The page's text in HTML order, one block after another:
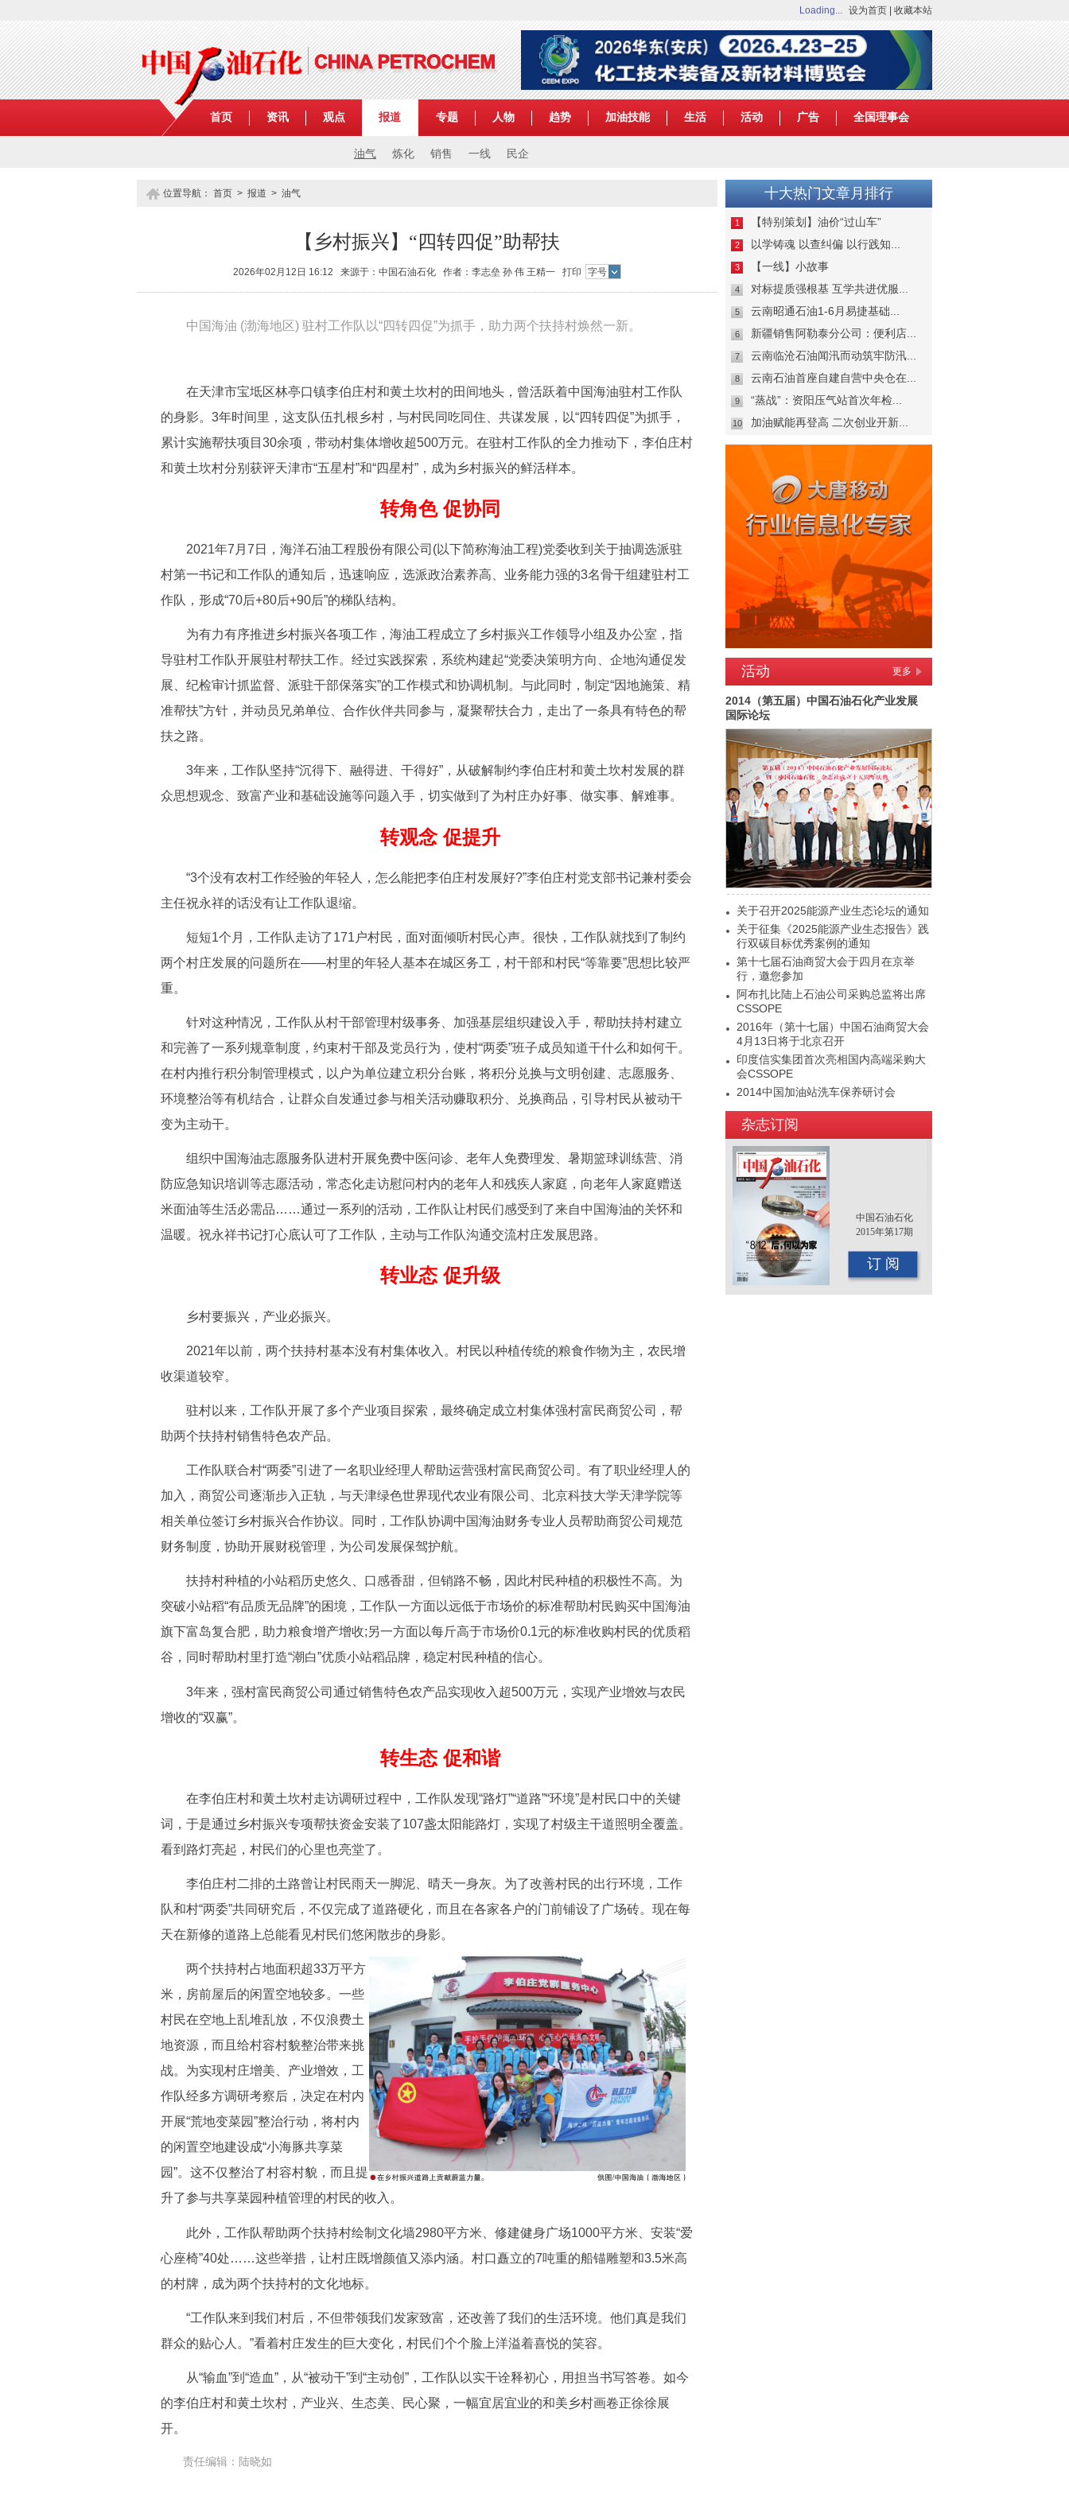
Loading... 设为首页 收藏本站
首页 资讯 观点 报道
油气 炼化 销售 一线 民企
专题 人物 趋势 加油技能 生活 活动 广告 全国理事会
位置导航： 首页 > 报道 > 油气
【乡村振兴】“四转四促”助帮扶
2026年02月12日 16:12 来源于：中国石油石化 作者：李志垒 孙 伟 王精一 打印 字号
中国海油 (渤海地区) 驻村工作队以“四转四促”为抓手，助力两个扶持村焕然一新。
在天津市宝坻区林亭口镇李伯庄村和黄土坎村的田间地头，曾活跃着中国海油驻村工作队
的身影。3年时间里，这支队伍扎根乡村，与村民同吃同住、共谋发展，以“四转四促”为抓手，
累计实施帮扶项目30余项，带动村集体增收超500万元。在驻村工作队的全力推动下，李伯庄村
和黄土坎村分别获评天津市“五星村”和“四星村”，成为乡村振兴的鲜活样本。
转角色 促协同
2021年7月7日，海洋石油工程股份有限公司(以下简称海油工程)党委收到关于抽调选派驻
村第一书记和工作队的通知后，迅速响应，选派政治素养高、业务能力强的3名骨干组建驻村工
作队，形成“70后+80后+90后”的梯队结构。
为有力有序推进乡村振兴各项工作，海油工程成立了乡村振兴工作领导小组及办公室，指
导驻村工作队开展驻村帮扶工作。经过实践探索，系统构建起“党委决策明方向、企地沟通促发
展、纪检审计抓监督、派驻干部保落实”的工作模式和协调机制。与此同时，制定“因地施策、精
准帮扶”方针，并动员兄弟单位、合作伙伴共同参与，凝聚帮扶合力，走出了一条具有特色的帮
扶之路。
3年来，工作队坚持“沉得下、融得进、干得好”，从破解制约李伯庄村和黄土坎村发展的群
众思想观念、致富产业和基础设施等问题入手，切实做到了为村庄办好事、做实事、解难事。
转观念 促提升
“3个没有农村工作经验的年轻人，怎么能把李伯庄村发展好?”李伯庄村党支部书记兼村委会
主任祝永祥的话没有让工作队退缩。
短短1个月，工作队走访了171户村民，面对面倾听村民心声。很快，工作队就找到了制约
两个村庄发展的问题所在——村里的年轻人基本在城区务工，村干部和村民“等靠要”思想比较严
重。
针对这种情况，工作队从村干部管理村级事务、加强基层组织建设入手，帮助扶持村建立
和完善了一系列规章制度，约束村干部及党员行为，使村“两委”班子成员知道干什么和如何干。
在村内推行积分制管理模式，以户为单位建立积分台账，将积分兑换与文明创建、志愿服务、
环境整治等有机结合，让群众自发通过参与相关活动赚取积分、兑换商品，引导村民从被动干
变为主动干。
组织中国海油志愿服务队进村开展免费中医问诊、老年人免费理发、暑期篮球训练营、消
防应急知识培训等志愿活动，常态化走访慰问村内的老年人和残疾人家庭，向老年人家庭赠送
米面油等生活必需品……通过一系列的活动，工作队让村民们感受到了来自中国海油的关怀和
温暖。祝永祥书记打心底认可了工作队，主动与工作队沟通交流村庄发展思路。
转业态 促升级
乡村要振兴，产业必振兴。
2021年以前，两个扶持村基本没有村集体收入。村民以种植传统的粮食作物为主，农民增
收渠道较窄。
驻村以来，工作队开展了多个产业项目探索，最终确定成立村集体强村富民商贸公司，帮
助两个扶持村销售特色农产品。
工作队联合村“两委”引进了一名职业经理人帮助运营强村富民商贸公司。有了职业经理人的
加入，商贸公司逐渐步入正轨，与天津绿色世界现代农业有限公司、北京科技大学天津学院等
相关单位签订乡村振兴合作协议。同时，工作队协调中国海油财务专业人员帮助商贸公司规范
财务制度，协助开展财税管理，为公司发展保驾护航。
扶持村种植的小站稻历史悠久、口感香甜，但销路不畅，因此村民种植的积极性不高。为
突破小站稻“有品质无品牌”的困境，工作队一方面以远低于市场价的标准帮助村民购买中国海油
旗下富岛复合肥，助力粮食增产增收;另一方面以每斤高于市场价0.1元的标准收购村民的优质稻
谷，同时帮助村里打造“潮白”优质小站稻品牌，稳定村民种植的信心。
3年来，强村富民商贸公司通过销售特色农产品实现收入超500万元，实现产业增效与农民
增收的“双赢”。
转生态 促和谐
在李伯庄村和黄土坎村走访调研过程中，工作队发现“路灯”“道路”“环境”是村民口中的关键
词，于是通过乡村振兴专项帮扶资金安装了107盏太阳能路灯，实现了村级主干道照明全覆盖。
看到路灯亮起，村民们的心里也亮堂了。
李伯庄村二排的土路曾让村民雨天一脚泥、晴天一身灰。为了改善村民的出行环境，工作
队和村“两委”共同研究后，不仅完成了道路硬化，而且在各家各户的门前铺设了广场砖。现在每
天在新修的道路上总能看见村民们悠闲散步的身影。
两个扶持村占地面积超33万平方
米，房前屋后的闲置空地较多。一些
村民在空地上乱堆乱放，不仅浪费土
地资源，而且给村容村貌整治带来挑
战。为实现村庄增美、产业增效，工
作队经多方调研考察后，决定在村内
开展“荒地变菜园”整治行动，将村内
的闲置空地建设成“小海豚共享菜
园”。这不仅整治了村容村貌，而且提
升了参与共享菜园种植管理的村民的收入。
此外，工作队帮助两个扶持村绘制文化墙2980平方米、修建健身广场1000平方米、安装“爱
心座椅”40处……这些举措，让村庄既增颜值又添内涵。村口矗立的7吨重的船锚雕塑和3.5米高
的村牌，成为两个扶持村的文化地标。
“工作队来到我们村后，不但带领我们发家致富，还改善了我们的生活环境。他们真是我们
群众的贴心人。”看着村庄发生的巨大变化，村民们个个脸上洋溢着喜悦的笑容。
从“输血”到“造血”，从“被动干”到“主动创”，工作队以实干诠释初心，用担当书写答卷。如今
的李伯庄村和黄土坎村，产业兴、生态美、民心聚，一幅宜居宜业的和美乡村画卷正徐徐展
开。
责任编辑：陆晓如
十大热门文章月排行
1 【特别策划】油价“过山车”
2 以学铸魂 以查纠偏 以行践知...
3 【一线】小故事
4 对标提质强根基 互学共进优服...
5 云南昭通石油1-6月易捷基础...
6 新疆销售阿勒泰分公司：便利店...
7 云南临沧石油闻汛而动筑牢防汛...
8 云南石油首座自建自营中央仓在...
9 “蒸战”：资阳压气站首次年检...
10 加油赋能再登高 二次创业开新...
活动 更多
2014（第五届）中国石油石化产业发展
国际论坛
关于召开2025能源产业生态论坛的通知
关于征集《2025能源产业生态报告》践
行双碳目标优秀案例的通知
第十七届石油商贸大会于四月在京举
行，邀您参加
阿布扎比陆上石油公司采购总监将出席
CSSOPE
2016年（第十七届）中国石油商贸大会
4月13日将于北京召开
印度信实集团首次亮相国内高端采购大
会CSSOPE
2014中国加油站洗车保养研讨会
2015年（第十二届）中国国际油品行业
年终大会即将召开
杂志订阅
中国石油石化
2015年第17期
订 阅